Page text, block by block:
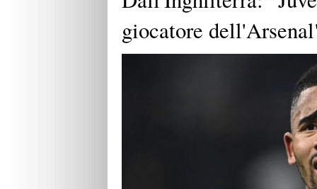
giocatore